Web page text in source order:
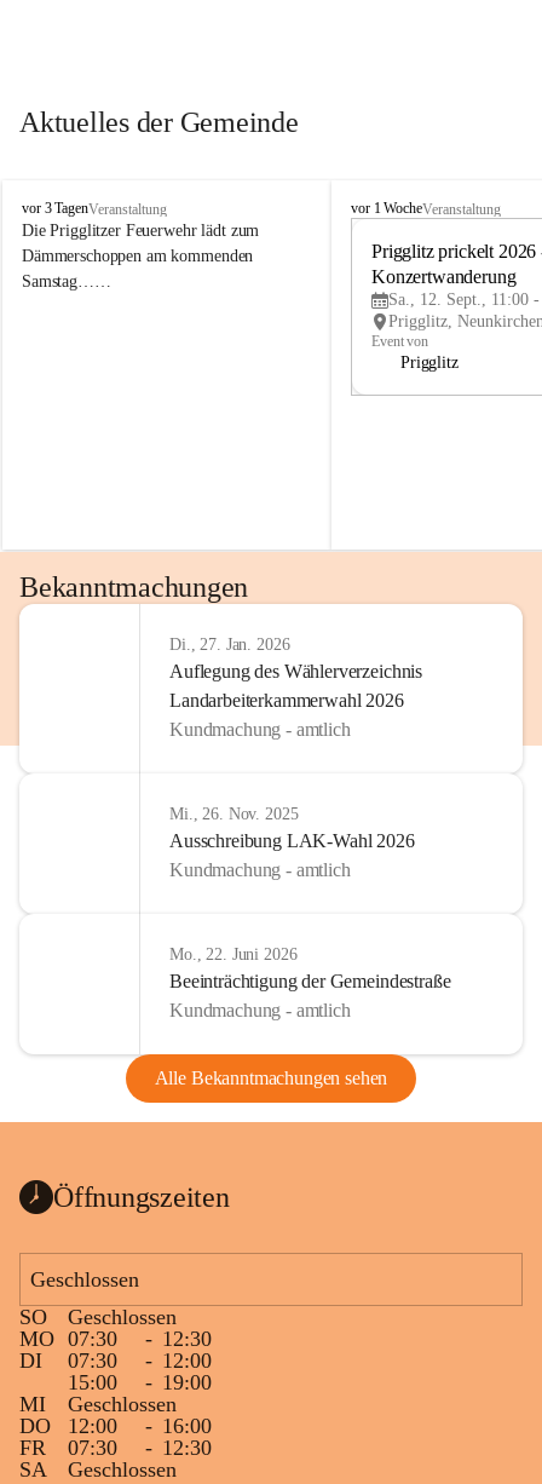
Aktuelles der Gemeinde
P
r
i
g
vor 3 TagenVeranstaltung
Die Prigglitzer Feuerwehr lädt zum
Dämmerschoppen am kommenden
Samstag……
P
vor 1 WocheVeranstaltung
Prigglitz prickelt 2026
Konzertwanderung
Sa., 12. Sept., 11:00
Event von
Prigglitz
Bekanntmachungen
Di., 27. Jan. 2026
Auflegung des Wählerverzeichnis
Landarbeiterkammerwahl 2026
Kundmachung - amtlich
Mi., 26. Nov. 2025
Ausschreibung LAK-Wahl 2026
Kundmachung - amtlich
Mo., 22. Juni 2026
Beeinträchtigung der Gemeindestraße
Kundmachung - amtlich
Alle Bekanntmachungen sehen
Öffnungszeiten
Geschlossen
SO
Geschlossen
MO 07:30 - 12:30
DI
07:30 - 12:00
15:00
- 19:00
MI
Geschlossen
DO
12:00 - 16:00
FR
07:30 - 12:30
SA
Geschlossen